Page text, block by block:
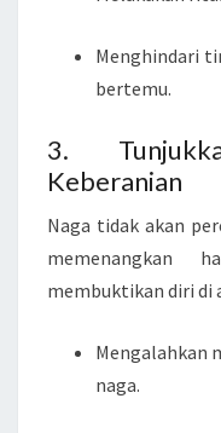
Menghindari
bertemu.
3.
Keberanian
Naga tidak akan
memenangkan
membuktikan diri di
Mengalahkan
naga.